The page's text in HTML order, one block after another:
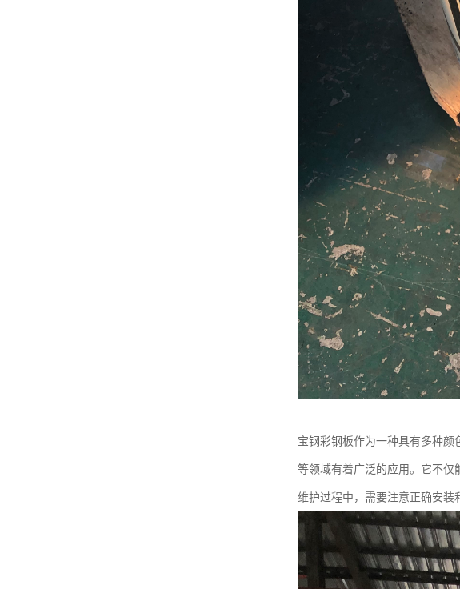
宝钢彩钢板作为一种具有多种
等领域有着广泛的应用。它不仅
维护过程中，需要注意正确安装